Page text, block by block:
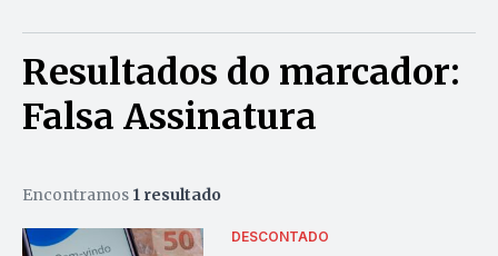
Resultados do marcador:
Falsa Assinatura
Encontramos 1 resultado
DESCONTADO